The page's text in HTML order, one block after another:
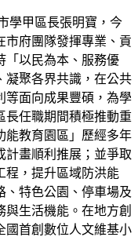
學甲區長張明寶，今
市府團隊發揮專業、貢
「以民為本、服務優
凝聚各界共識，在公共
等面向成果豐碩，為學
長任職期間積極推動重
能教育園區」歷經多年
計畫順利推展；並爭取
程，提升區域防洪能
、特色公園、停車場及
生活機能。在地方創
國首創數位人文維基小